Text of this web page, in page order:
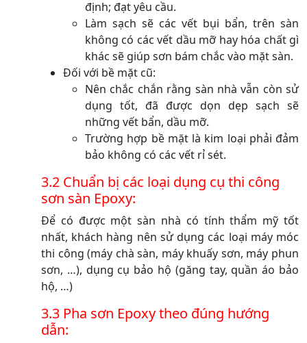
định; đạt yêu cầu.
Làm sạch sẽ các vết bụi bẩn, trên sàn
không có các vết dầu mỡ hay hóa chất gì
khác sẽ giúp sơn bám chắc vào mặt sàn.
Đối với bề mặt cũ:
Nên chắc chắn rằng sàn nhà vẫn còn sử
dụng tốt, đã được dọn dẹp sạch sẽ
những vết bẩn, dầu mỡ.
Trường hợp bề mặt là kim loại phải đảm
bảo không có các vết rỉ sét.
3.2 Chuẩn bị các loại dụng cụ thi công
sơn sàn Epoxy:
Để có được một sàn nhà có tính thẩm mỹ tốt
nhất, khách hàng nên sử dụng các loại máy móc
thi công (máy chà sàn, máy khuấy sơn, máy phun
sơn, …), dụng cụ bảo hộ (găng tay, quần áo bảo
hộ, …)
3.3 Pha sơn Epoxy theo đúng hướng
dẫn: